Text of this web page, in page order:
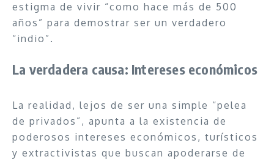
estigma de vivir “como hace más de 500
años” para demostrar ser un verdadero
“indio”.
La verdadera causa: Intereses económicos
La realidad, lejos de ser una simple “pelea
de privados”, apunta a la existencia de
poderosos intereses económicos, turísticos
y extractivistas que buscan apoderarse de